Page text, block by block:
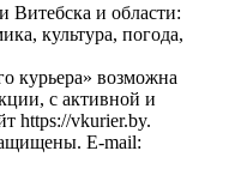
Витебска и области:
культура, погода,
курьера» возможна
с активной и
https://vkurier.by.
E-mail: